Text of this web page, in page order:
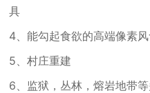
具
4、能勾起食欲的高端像素
5、村庄重建
6、监狱，丛林，熔岩地带